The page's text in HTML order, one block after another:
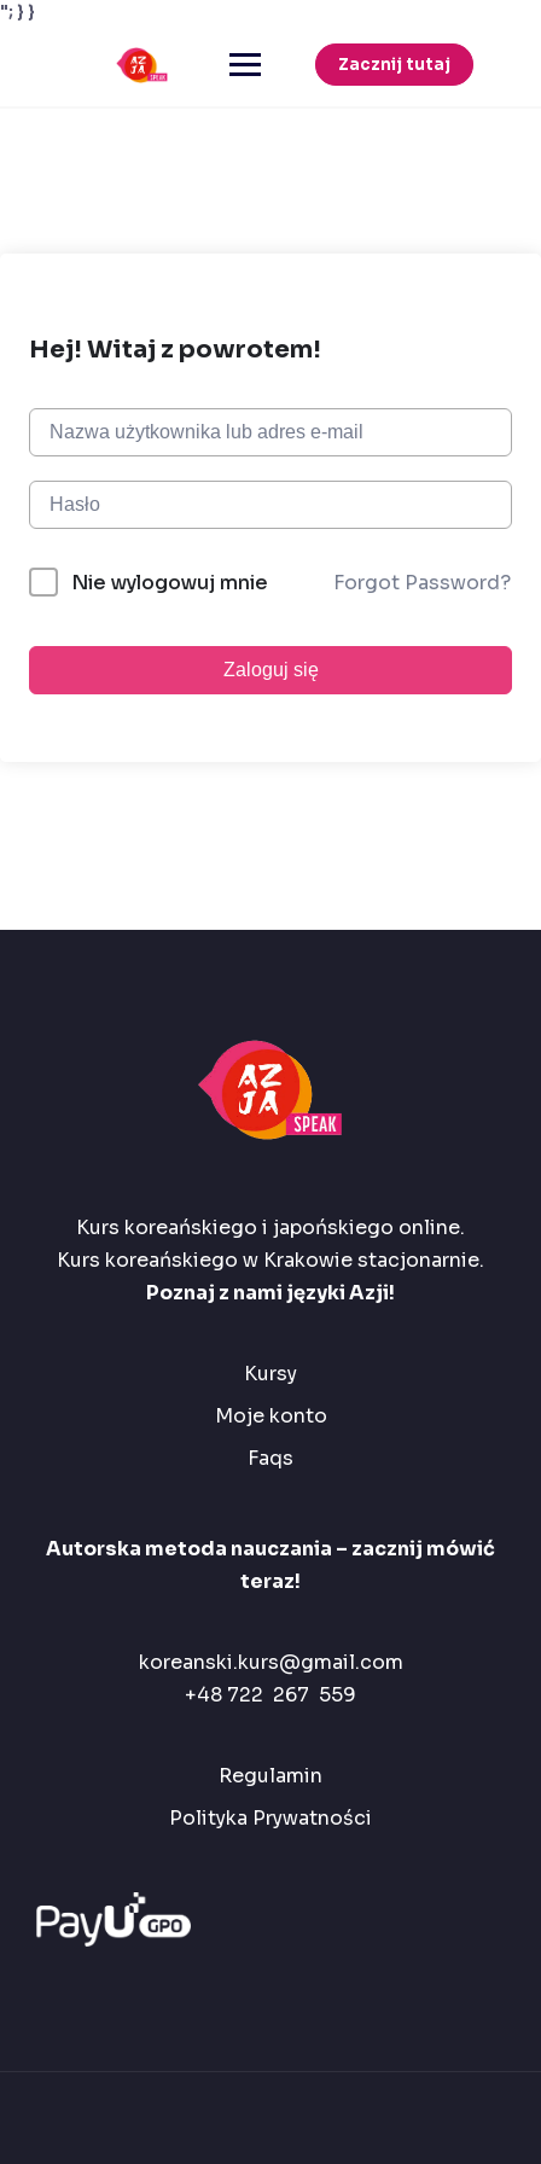
"; } }
Zacznij tutaj
Hej! Witaj z powrotem!
Nie wylogowuj mnie Forgot Password?
Zaloguj się
Kurs koreańskiego i japońskiego online.
Kurs koreańskiego w Krakowie stacjonarnie.
Poznaj z nami języki Azji!
Kursy
Moje konto
Faqs
Autorska metoda nauczania – zacznij mówić
teraz!
koreanski.kurs@gmail.com
+48 722 267 559
Regulamin
Polityka Prywatności